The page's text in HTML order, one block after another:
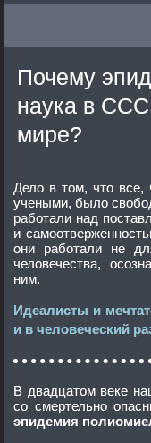
Почему
наука в
мире?
Дело в том, что все, что
учеными, было свободно от «погони за прибылью». Ученые
работали над поставленной задачей с
и
они работали не для чьей-то выгоды, а во имя всего
человечества,
ним.
Идеалисты и
и в человеческий
В двадцатом веке
со
эпидемия